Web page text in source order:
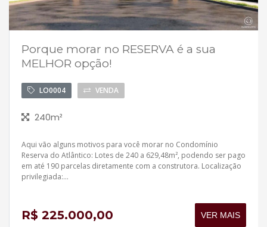
Porque morar no RESERVA é a sua
MELHOR opção!
LO0004 VENDA
240m²
Aqui vão alguns motivos para você morar no Condomínio
Reserva do Atlântico: Lotes de 240 a 629,48m², podendo ser pago
em até 190 parcelas diretamente com a construtora. Localização
privilegiada:...
R$ 225.000,00 VER MAIS